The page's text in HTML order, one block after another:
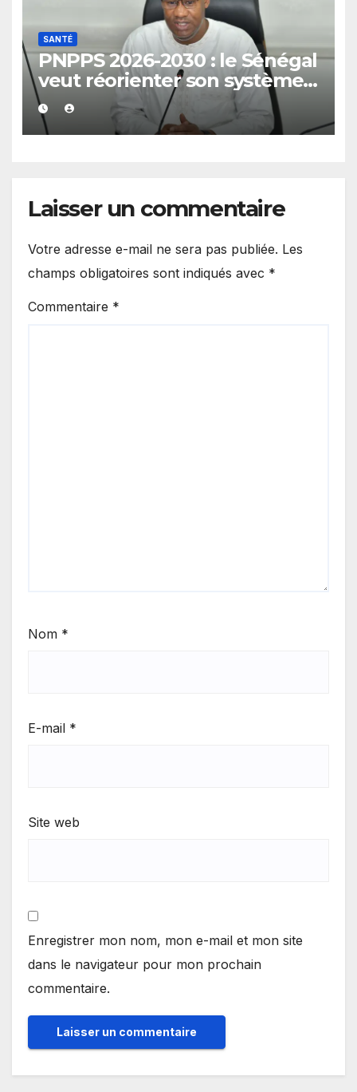
SANTÉ
PNPPS 2026-2030 : le Sénégal
veut réorienter son système
de santé du curatif vers la
prévention
Laisser un commentaire
Votre adresse e-mail ne sera pas publiée. Les
champs obligatoires sont indiqués avec *
Commentaire *
Nom *
E-mail *
Site web
Enregistrer mon nom, mon e-mail et mon site
dans le navigateur pour mon prochain
commentaire.